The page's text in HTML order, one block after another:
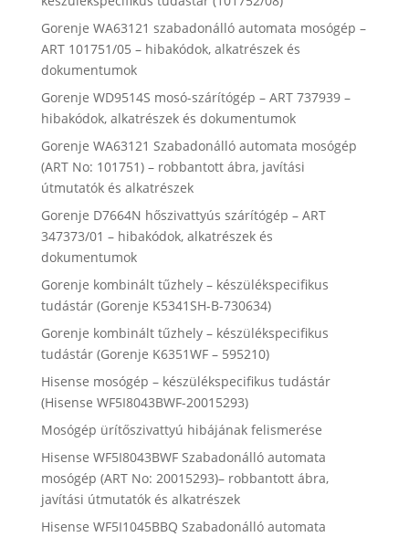
Gorenje WA63121 szabadonálló automata mosógép –
ART 101751/05 – hibakódok, alkatrészek és
dokumentumok
Gorenje WD9514S mosó-szárítógép – ART 737939 –
hibakódok, alkatrészek és dokumentumok
Gorenje WA63121 Szabadonálló automata mosógép
(ART No: 101751) – robbantott ábra, javítási
útmutatók és alkatrészek
Gorenje D7664N hőszivattyús szárítógép – ART
347373/01 – hibakódok, alkatrészek és
dokumentumok
Gorenje kombinált tűzhely – készülékspecifikus
tudástár (Gorenje K5341SH-B-730634)
Gorenje kombinált tűzhely – készülékspecifikus
tudástár (Gorenje K6351WF – 595210)
Hisense mosógép – készülékspecifikus tudástár
(Hisense WF5I8043BWF-20015293)
Mosógép ürítőszivattyú hibájának felismerése
Hisense WF5I8043BWF Szabadonálló automata
mosógép (ART No: 20015293)– robbantott ábra,
javítási útmutatók és alkatrészek
Hisense WF5I1045BBQ Szabadonálló automata